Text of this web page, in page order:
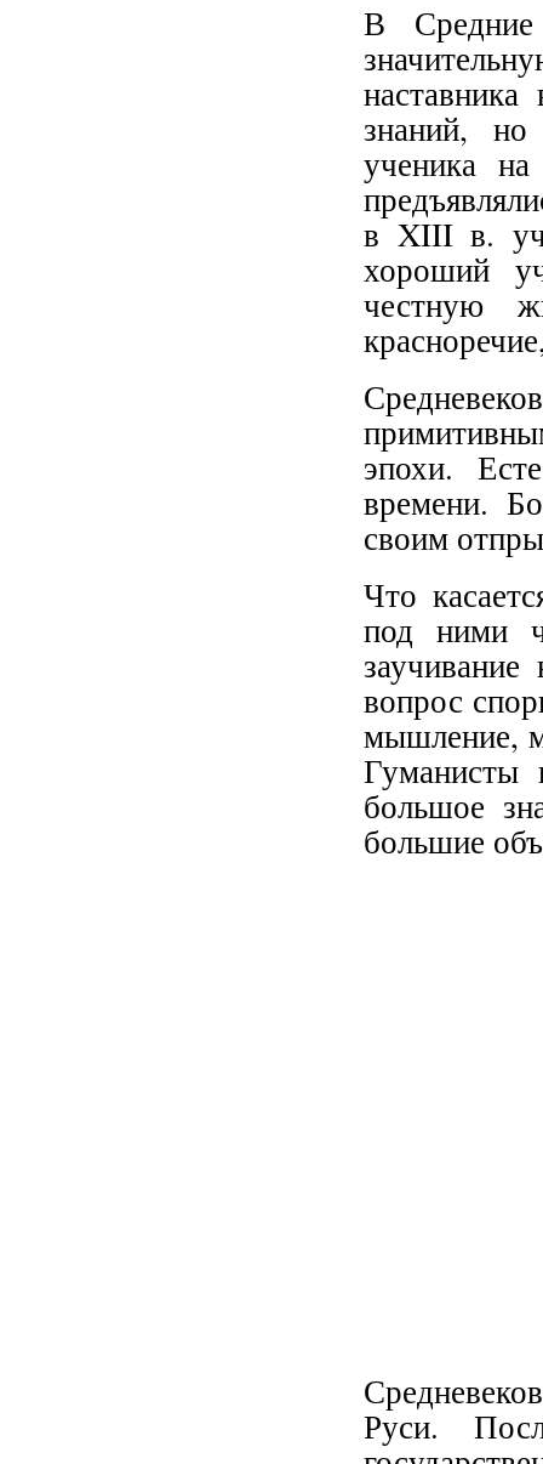
В
знаний, но
ученика
в XIII в.
хороший
честную
эпохи.
времени.
своим
Что
под ними
вопрос
мышление,
Гуманисты
большое
большие
Руси.